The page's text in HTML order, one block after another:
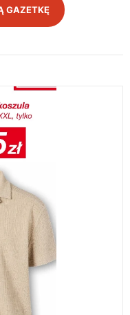
GAZETKĘ